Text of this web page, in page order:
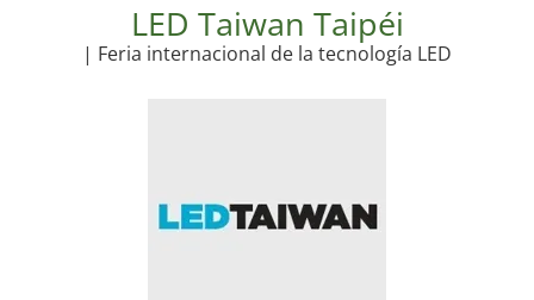
LED Taiwan Taipéi
| Feria internacional de la tecnología LED
Sectores de proveedor de servicios